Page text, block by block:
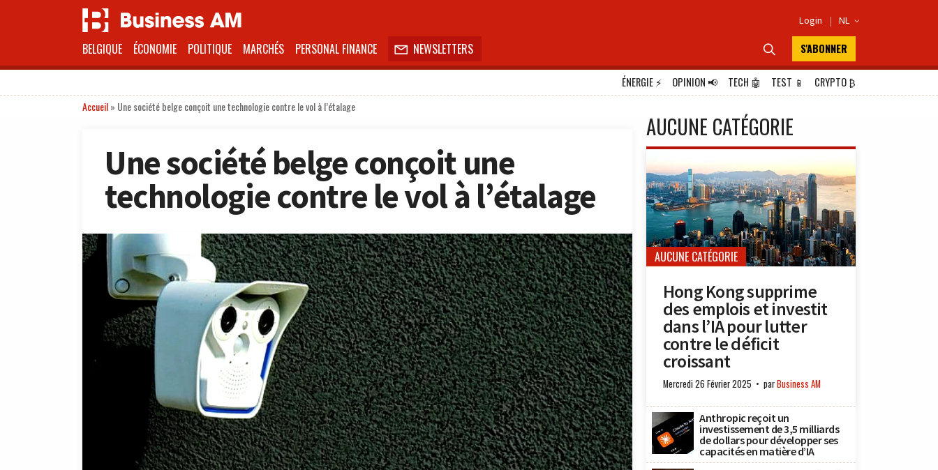
Login | NL 
BELGIQUE ÉCONOMIE POLITIQUE MARCHÉS PERSONAL FINANCE  NEWSLETTERS  S'ABONNER
ÉNERGIE⚡ OPINION📢 TECH 🤖 TEST 📱 CRYPTO₿
Accueil» Une société belge conçoit une technologie contre le vol à l’étalage
Une société belge conçoit une
technologie contre le vol à l’étalage
AUCUNE CATÉGORIE
AUCUNE CATÉGORIE
Hong Kong supprime
des emplois et investit
dans l’IA pour lutter
contre le déficit
croissant
Mercredi 26 Février 2025 parBusiness AM
Anthropic reçoit un
investissement de 3,5 milliards
de dollars pour développer ses
capacités en matière d’IA